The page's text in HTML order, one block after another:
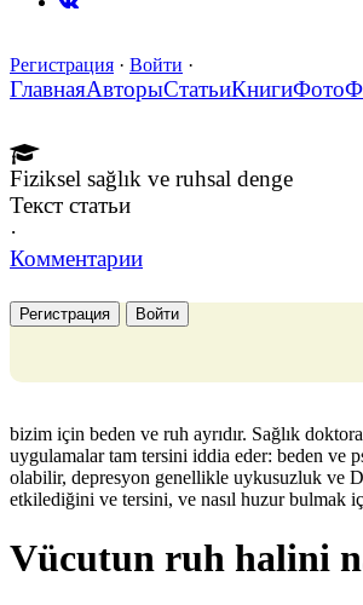
Регистрация · Войти ·
ГлавнаяАвторыСтатьиКнигиФото
Fiziksel sağlık ve ruhsal denge
Текст статьи
·
Комментарии
Регистрация Войти
bizim için beden ve ruh ayrıdır. Sağlık
uygulamalar tam tersini iddia eder: beden ve
olabilir, depresyon genellikle uykusuzluk ve
etkilediğini ve tersini, ve nasıl huzur bulmak
Vücutun ruh halini